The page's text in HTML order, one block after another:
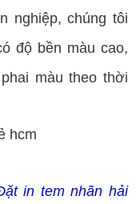
nghiệp, chúng tôi
độ bền màu cao,
màu theo thời
in tem nhãn hải